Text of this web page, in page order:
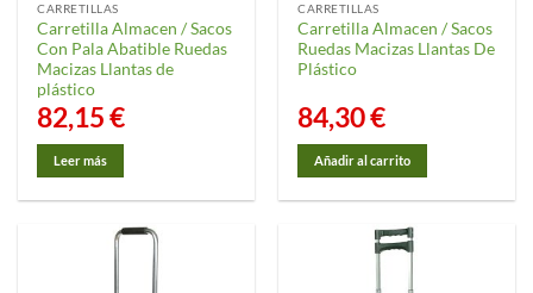
CARRETILLAS
Carretilla Almacen / Sacos
Con Pala Abatible Ruedas
Macizas Llantas de
plástico
82,15€
Leer más
CARRETILLAS
Carretilla Almacen / Sacos
Ruedas Macizas Llantas De
Plástico
84,30€
Añadir al carrito